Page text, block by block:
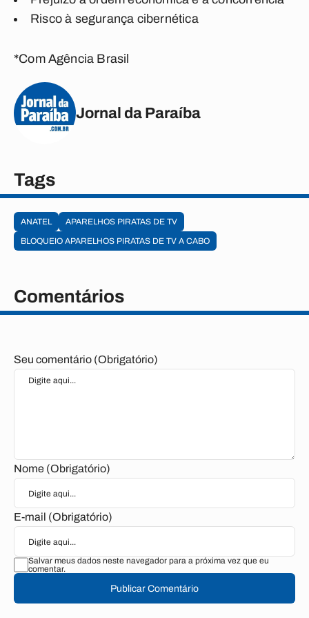
Risco à segurança cibernética
*Com Agência Brasil
Jornal da Paraíba
Tags
ANATEL
APARELHOS PIRATAS DE TV
BLOQUEIO APARELHOS PIRATAS DE TV A CABO
Comentários
Seu comentário (Obrigatório)
Nome (Obrigatório)
E-mail (Obrigatório)
Salvar meus dados neste navegador para a próxima vez que eu
comentar.
Publicar Comentário